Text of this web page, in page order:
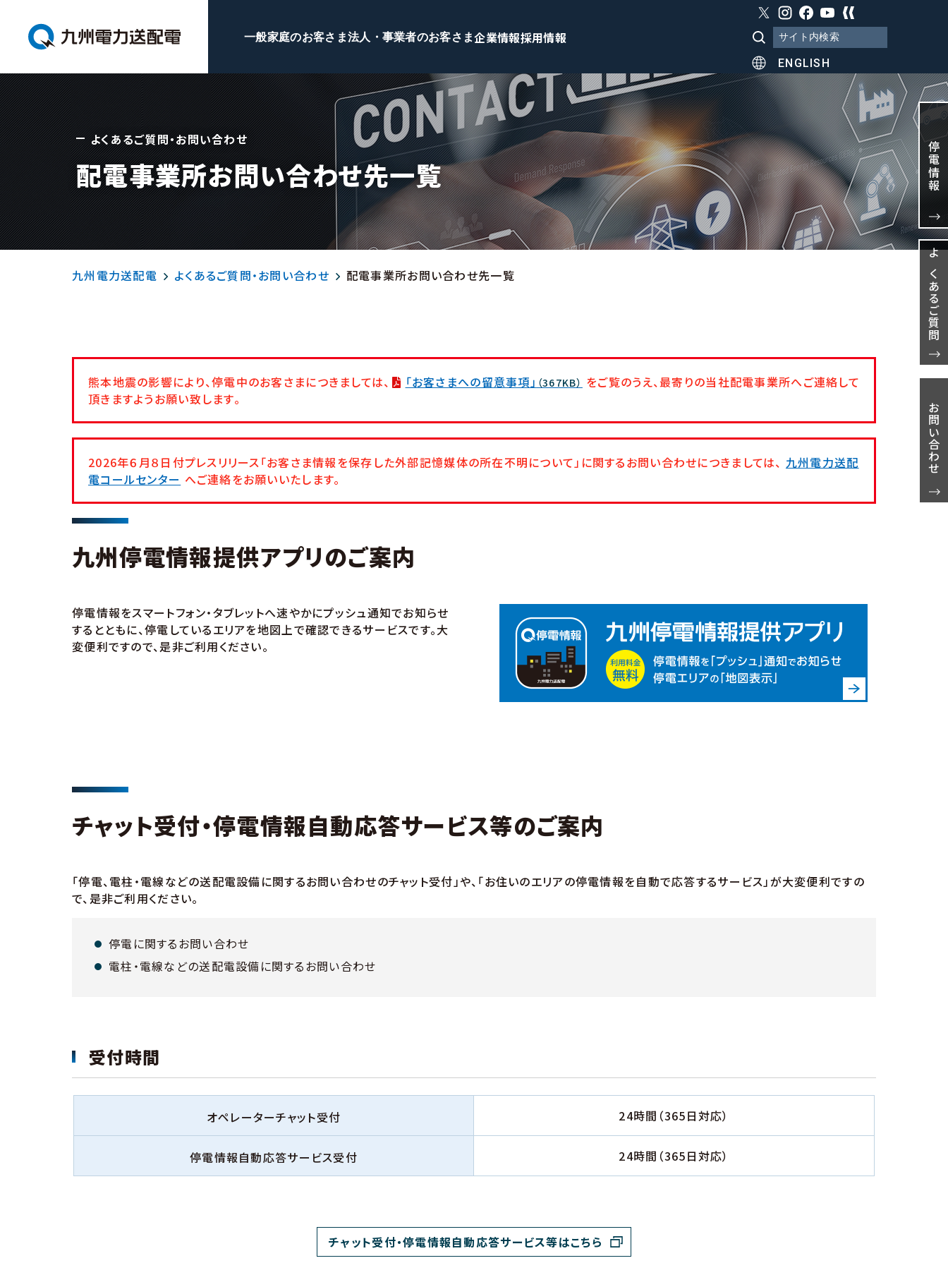
一般家庭のお客さま法人・事業者のお客さま企業情報採用情報
ENGLISH
停電情報
よくあるご質問
お問い合わせ
よくあるご質問・お問い合わせ
配電事業所お問い合わせ先一覧
九州電力送配電 よくあるご質問・お問い合わせ 配電事業所お問い合わせ先一覧
熊本地震の影響により、停電中のお客さまにつきましては、 「お客さまへの留意事項」 （367KB） をご覧のうえ、最寄りの当社配電事業所へご連絡して
頂きますようお願い致します。
2026年６月８日付プレスリリース「お客さま情報を保存した外部記憶媒体の所在不明について」に関するお問い合わせにつきましては、 九州電力送配
電コールセンター へご連絡をお願いいたします。
九州停電情報提供アプリのご案内
停電情報をスマートフォン・タブレットへ速やかにプッシュ通知でお知らせ
するとともに、停電しているエリアを地図上で確認できるサービスです。大
変便利ですので、是非ご利用ください。
チャット受付・停電情報自動応答サービス等のご案内
「停電、電柱・電線などの送配電設備に関するお問い合わせのチャット受付」や、「お住いのエリアの停電情報を自動で応答するサービス」が大変便利ですの
で、是非ご利用ください。
停電に関するお問い合わせ
電柱・電線などの送配電設備に関するお問い合わせ
受付時間
オペレーターチャット受付 24時間（365日対応）
停電情報自動応答サービス受付 24時間（365日対応）
チャット受付・停電情報自動応答サービス等はこちら